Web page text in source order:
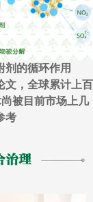
的循环作用
文，全球累计上百
被目前市场上几
考